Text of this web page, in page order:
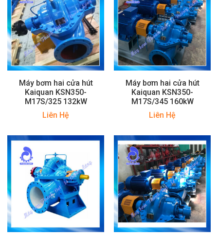
Máy bơm hai cửa hút
Kaiquan KSN350-
M17S/325 132kW
Liên Hệ
Máy bơm hai cửa hút
Kaiquan KSN350-
M17S/345 160kW
Liên Hệ